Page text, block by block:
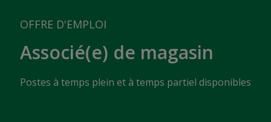
OFFRE D'EMPLOI
Associé(e) de magasin
Postes à temps plein et à temps partiel disponibles